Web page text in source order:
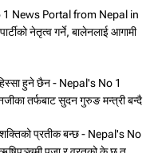
1 News Portal from Nepal in
नेतृत्व गर्ने, बालेनलाई आगामी
हिस्सा हुने छैन - Nepal's No 1
तर्फबाट सुदन गुरुङ मन्त्री बन्दै
शक्तिको प्रतीक बन्छ - Nepal's No